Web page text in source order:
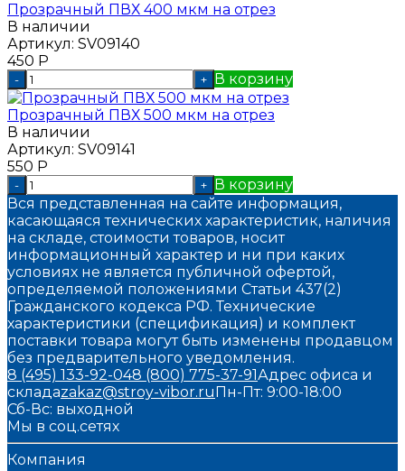
Прозрачный ПВХ 400 мкм на отрез
В наличии
Артикул: SV09140
450 Р
- + В корзину
Прозрачный ПВХ 500 мкм на отрез
В наличии
Артикул: SV09141
550 Р
- + В корзину
Вся представленная на сайте информация,
касающаяся технических характеристик, наличия
на складе, стоимости товаров, носит
информационный характер и ни при каких
условиях не является публичной офертой,
определяемой положениями Статьи 437(2)
Гражданского кодекса РФ. Технические
характеристики (спецификация) и комплект
поставки товара могут быть изменены продавцом
без предварительного уведомления.
8 (495) 133-92-048 (800) 775-37-91Адрес офиса и
складаzakaz@stroy-vibor.ruПн-Пт: 9:00-18:00
Сб-Вс: выходной
Мы в соц.сетях
Компания